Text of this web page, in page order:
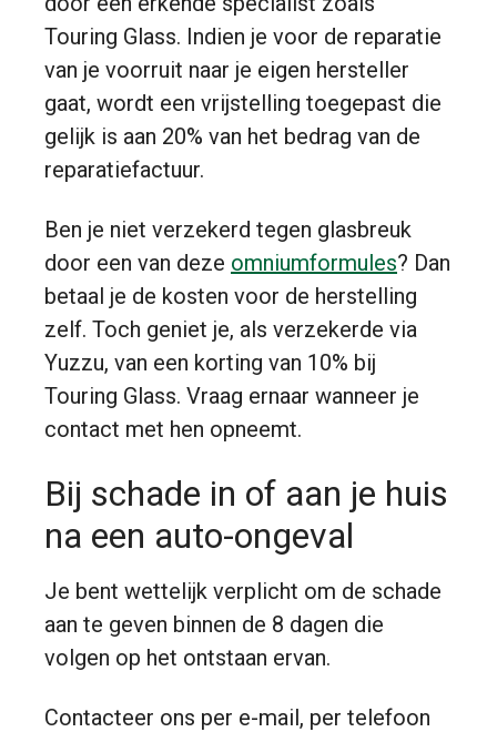
Touring Glass. Indien je voor de reparatie
van je voorruit naar je eigen hersteller
gaat, wordt een vrijstelling toegepast die
gelijk is aan 20% van het bedrag van de
reparatiefactuur.
Ben je niet verzekerd tegen glasbreuk
door een van deze omniumformules? Dan
betaal je de kosten voor de herstelling
zelf. Toch geniet je, als verzekerde via
Yuzzu, van een korting van 10% bij
Touring Glass. Vraag ernaar wanneer je
contact met hen opneemt.
Bij schade in of aan je huis
na een auto-ongeval
Je bent wettelijk verplicht om de schade
aan te geven binnen de 8 dagen die
volgen op het ontstaan ervan.
Contacteer ons per e-mail, per telefoon